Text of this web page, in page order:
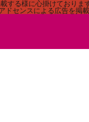
する様に心掛けており
センスによる広告を掲載